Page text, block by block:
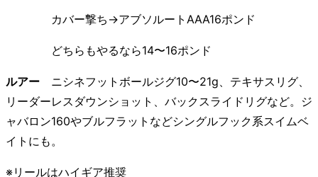
カバー撃ち→アブソルートAAA16ポンド
どちらもやるなら14〜16ポンド
ルアー ニシネフットボールジグ10〜21g、テキサスリグ、
リーダーレスダウンショット、バックスライドリグなど。ジ
ャバロン160やブルフラットなどシングルフック系スイムベ
イトにも。
※リールはハイギア推奨